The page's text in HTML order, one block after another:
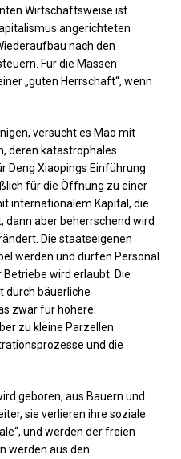
Wirtschaftsweise ist
angerichteten
nach den
Für die Massen
„guten Herrschaft“, wenn
versucht es Mao mit
deren katastrophales
Deng Xiaopings Einführung
für die Öffnung zu einer
internationalem Kapital, die
dann aber beherrschend wird
Die staatseigenen
werden und dürfen Personal
wird erlaubt. Die
durch bäuerliche
zwar für höhere
zu kleine Parzellen
und die
geboren, aus Bauern und
sie verlieren ihre soziale
und werden der freien
werden aus den